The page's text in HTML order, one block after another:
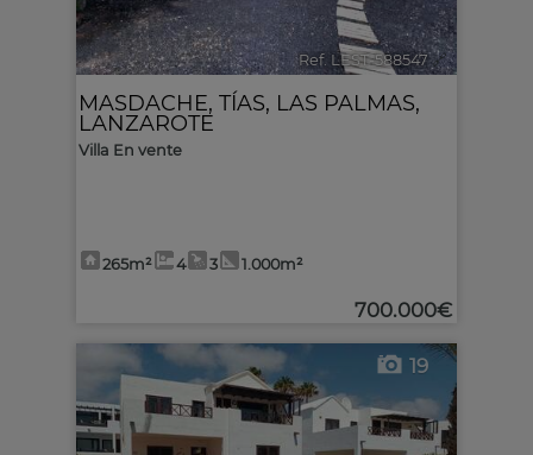
Ref. LEST-588547 🔗
MASDACHE, TÍAS, LAS PALMAS,
LANZAROTE
Villa En vente
265m² 4 3 1.000m²
700.000€
19